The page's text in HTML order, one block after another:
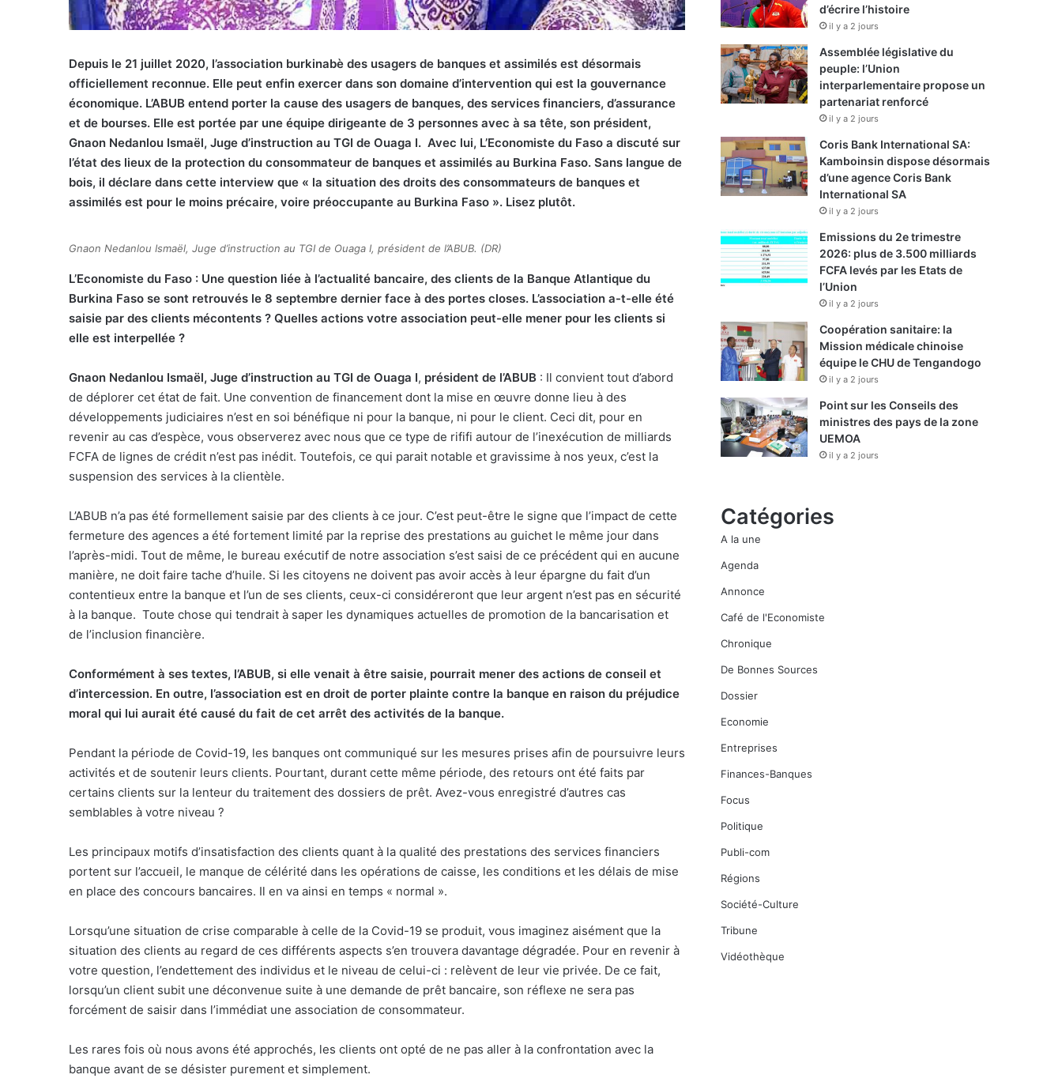
Depuis le 21 juillet 2020, l’association burkinabè des usagers de banques et assimilés est désormais
officiellement reconnue. Elle peut enfin exercer dans son domaine d’intervention qui est la gouvernance
économique. L’ABUB entend porter la cause des usagers de banques, des services financiers, d’assurance
et de bourses. Elle est portée par une équipe dirigeante de 3 personnes avec à sa tête, son président,
Gnaon Nedanlou Ismaël, Juge d’instruction au TGI de Ouaga I. Avec lui, L’Economiste du Faso a discuté sur
l’état des lieux de la protection du consommateur de banques et assimilés au Burkina Faso. Sans langue de
bois, il déclare dans cette interview que « la situation des droits des consommateurs de banques et
assimilés est pour le moins précaire, voire préoccupante au Burkina Faso ». Lisez plutôt.
Gnaon Nedanlou Ismaël, Juge d’instruction au TGI de Ouaga I, président de l’ABUB. (DR)
L’Economiste du Faso : Une question liée à l’actualité bancaire, des clients de la Banque Atlantique du
Burkina Faso se sont retrouvés le 8 septembre dernier face à des portes closes. L’association a-t-elle été
saisie par des clients mécontents ? Quelles actions votre association peut-elle mener pour les clients si
elle est interpellée ?
Gnaon Nedanlou Ismaël, Juge d’instruction au TGI de Ouaga I, président de l’ABUB : Il convient tout d’abord
de déplorer cet état de fait. Une convention de financement dont la mise en œuvre donne lieu à des
développements judiciaires n’est en soi bénéfique ni pour la banque, ni pour le client. Ceci dit, pour en
revenir au cas d’espèce, vous observerez avec nous que ce type de rififi autour de l’inexécution de milliards
FCFA de lignes de crédit n’est pas inédit. Toutefois, ce qui parait notable et gravissime à nos yeux, c’est la
suspension des services à la clientèle.
L’ABUB n’a pas été formellement saisie par des clients à ce jour. C’est peut-être le signe que l’impact de cette
fermeture des agences a été fortement limité par la reprise des prestations au guichet le même jour dans
l’après-midi. Tout de même, le bureau exécutif de notre association s’est saisi de ce précédent qui en aucune
manière, ne doit faire tache d’huile. Si les citoyens ne doivent pas avoir accès à leur épargne du fait d’un
contentieux entre la banque et l’un de ses clients, ceux-ci considéreront que leur argent n’est pas en sécurité
à la banque. Toute chose qui tendrait à saper les dynamiques actuelles de promotion de la bancarisation et
de l’inclusion financière.
Conformément à ses textes, l’ABUB, si elle venait à être saisie, pourrait mener des actions de conseil et
d’intercession. En outre, l’association est en droit de porter plainte contre la banque en raison du préjudice
moral qui lui aurait été causé du fait de cet arrêt des activités de la banque.
Pendant la période de Covid-19, les banques ont communiqué sur les mesures prises afin de poursuivre leurs
activités et de soutenir leurs clients. Pourtant, durant cette même période, des retours ont été faits par
certains clients sur la lenteur du traitement des dossiers de prêt. Avez-vous enregistré d’autres cas
semblables à votre niveau ?
Les principaux motifs d’insatisfaction des clients quant à la qualité des prestations des services financiers
portent sur l’accueil, le manque de célérité dans les opérations de caisse, les conditions et les délais de mise
en place des concours bancaires. Il en va ainsi en temps « normal ».
Lorsqu’une situation de crise comparable à celle de la Covid-19 se produit, vous imaginez aisément que la
situation des clients au regard de ces différents aspects s’en trouvera davantage dégradée. Pour en revenir à
votre question, l’endettement des individus et le niveau de celui-ci : relèvent de leur vie privée. De ce fait,
lorsqu’un client subit une déconvenue suite à une demande de prêt bancaire, son réflexe ne sera pas
forcément de saisir dans l’immédiat une association de consommateur.
Les rares fois où nous avons été approchés, les clients ont opté de ne pas aller à la confrontation avec la
banque avant de se désister purement et simplement.
d’écrire l’histoire
il y a 2 jours
Assemblée législative du
peuple: l’Union
interparlementaire propose un
partenariat renforcé
il y a 2 jours
Coris Bank International SA:
Kamboinsin dispose désormais
d’une agence Coris Bank
International SA
il y a 2 jours
Emissions du 2e trimestre
2026: plus de 3.500 milliards
FCFA levés par les Etats de
l’Union
il y a 2 jours
Coopération sanitaire: la
Mission médicale chinoise
équipe le CHU de Tengandogo
il y a 2 jours
Point sur les Conseils des
ministres des pays de la zone
UEMOA
il y a 2 jours
Catégories
A la une
Agenda
Annonce
Café de l'Economiste
Chronique
De Bonnes Sources
Dossier
Economie
Entreprises
Finances-Banques
Focus
Politique
Publi-com
Régions
Société-Culture
Tribune
Vidéothèque